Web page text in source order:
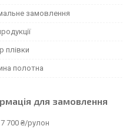
замовлення
плівки
полотна
для замовлення
7 700 ₴/рулон